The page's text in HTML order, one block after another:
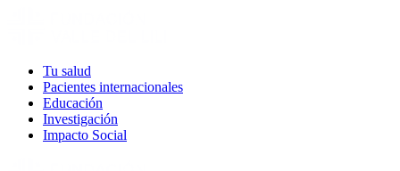
Tu salud
Pacientes internacionales
Educación
Investigación
Impacto Social